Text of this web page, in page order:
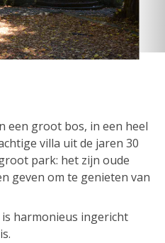
een groot bos, in een heel
villa uit de jaren 30
park: het zijn oude
geven om te genieten van
harmonieus ingericht